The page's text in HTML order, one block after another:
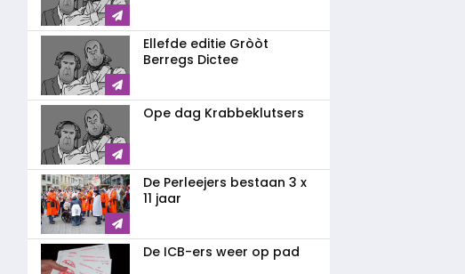
Ellefde editie Gròòt
Berregs Dictee
Ope dag Krabbeklutsers
De Perleejers bestaan 3 x
11 jaar
De ICB-ers weer op pad